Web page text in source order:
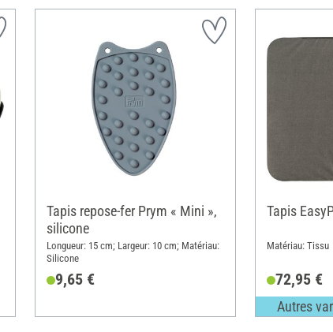
Tapis repose-fer Prym « Mini »,
silicone
Longueur: 15 cm; Largeur: 10 cm; Matériau:
Silicone
9,65 €
Tapis
Matériau: Tissu
72,95 €
Autres